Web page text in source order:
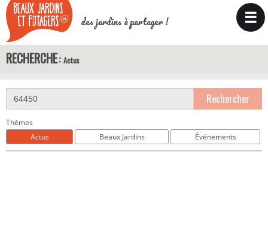
des jardins à partager ! ☰
RECHERCHE Actus
Rechercher
Thèmes
Actus
Beaux Jardins Événements